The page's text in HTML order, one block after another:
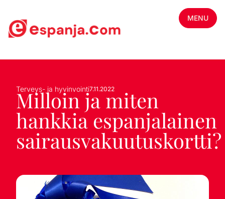
MENU
Terveys- ja hyvinvointi7.11.2022
Milloin ja miten
hankkia espanjalainen
sairausvakuutuskortti?